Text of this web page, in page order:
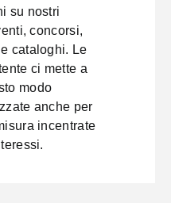
su nostri
concorsi,
cataloghi. Le
ci mette a
modo
anche per
incentrate